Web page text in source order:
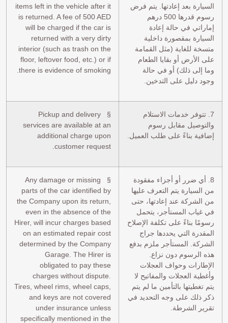
السيارة بعد إعادتها. يتم فرض
رسوم قدرها 500 درهم
إماراتي في حالة إعادة
السيارة بمقصورة داخلية
متسخة للغاية (مثل القمامة
على الأرض أو بقايا الطعام
وما إلى ذلك) أو في حالة
وجود دليل على التدخين.
items left in the vehicle after it
is returned. A fee of 500 AED
will be charged if the car is
returned with a very dirty
interior (such as trash on the
floor, leftover food, etc.) or if
there is evidence of smoking.
7. تتوفر خدمات الاستلام
والتوصيل مقابل رسوم
إضافية بناءً على طلب العميل.
§ Pickup and delivery
services are available at an
additional charge upon
customer request.
8. أي ضرر أو أجزاء مفقودة
من السيارة يتم التعرف عليها
من الشركة عند إعادتها، حتى
في غياب المستأجر، يتحمل
رسومًا بناءً على تكلفة الإصلاح
المقدرة التي يحددها جراج
الشركة. المستأجر ملزم بدفع
هذه الرسوم دون نزاع.
الإطارات وحواف العجلات
وأغطية العجلات والمفاتيح لا
يتم تغطيتها بالتأمين ما لم يتم
ذكر ذلك على وجه التحديد في
تقرير الشرطة.
§ Any damage or missing
parts of the car identified by
the Company upon its return,
even in the absence of the
Hirer, will incur charges based
on an estimated repair cost
determined by the Company
Garage. The Hirer is
obligated to pay these
charges without dispute.
Tires, wheel rims, wheel caps,
and keys are not covered
under insurance unless
specifically mentioned in the